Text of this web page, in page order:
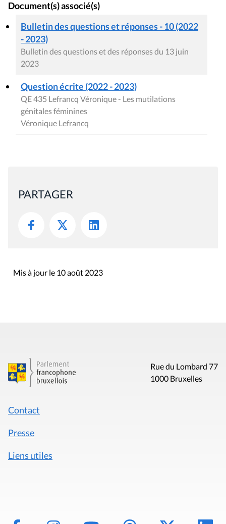
Document(s) associé(s)
Bulletin des questions et réponses - 10 (2022
- 2023)
Bulletin des questions et des réponses du 13 juin
2023
Question écrite (2022 - 2023)
QE 435 Lefrancq Véronique - Les mutilations
génitales féminines
Véronique Lefrancq
PARTAGER
Mis à jour le 10 août 2023
Rue du Lombard 77
1000 Bruxelles
Contact
Presse
Liens utiles